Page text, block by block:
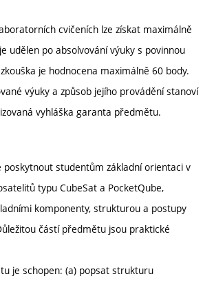
cvičeních lze získat maximálně
udělen po absolvování výuky s povinnou
je hodnocena maximálně 60 body.
výuky a způsob jejího provádění stanoví
vyhláška garanta předmětu.
studentům základní orientaci v
typu CubeSat a PocketQube,
komponenty, strukturou a postupy
částí předmětu jsou praktické
je schopen: (a) popsat strukturu